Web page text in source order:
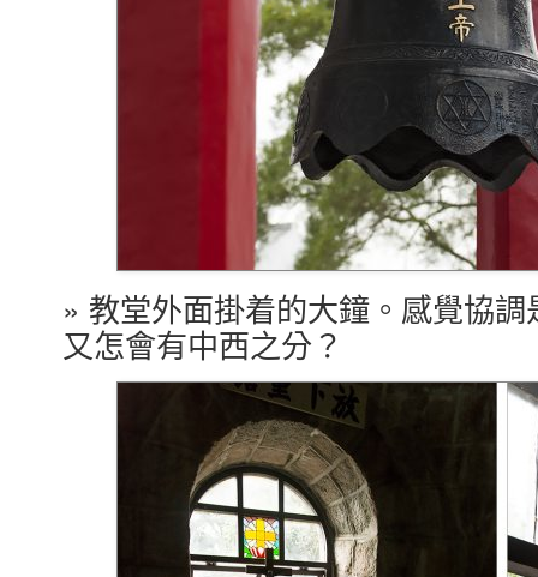
» 教堂外面掛着的大鐘。感覺協
又怎會有中西之分？